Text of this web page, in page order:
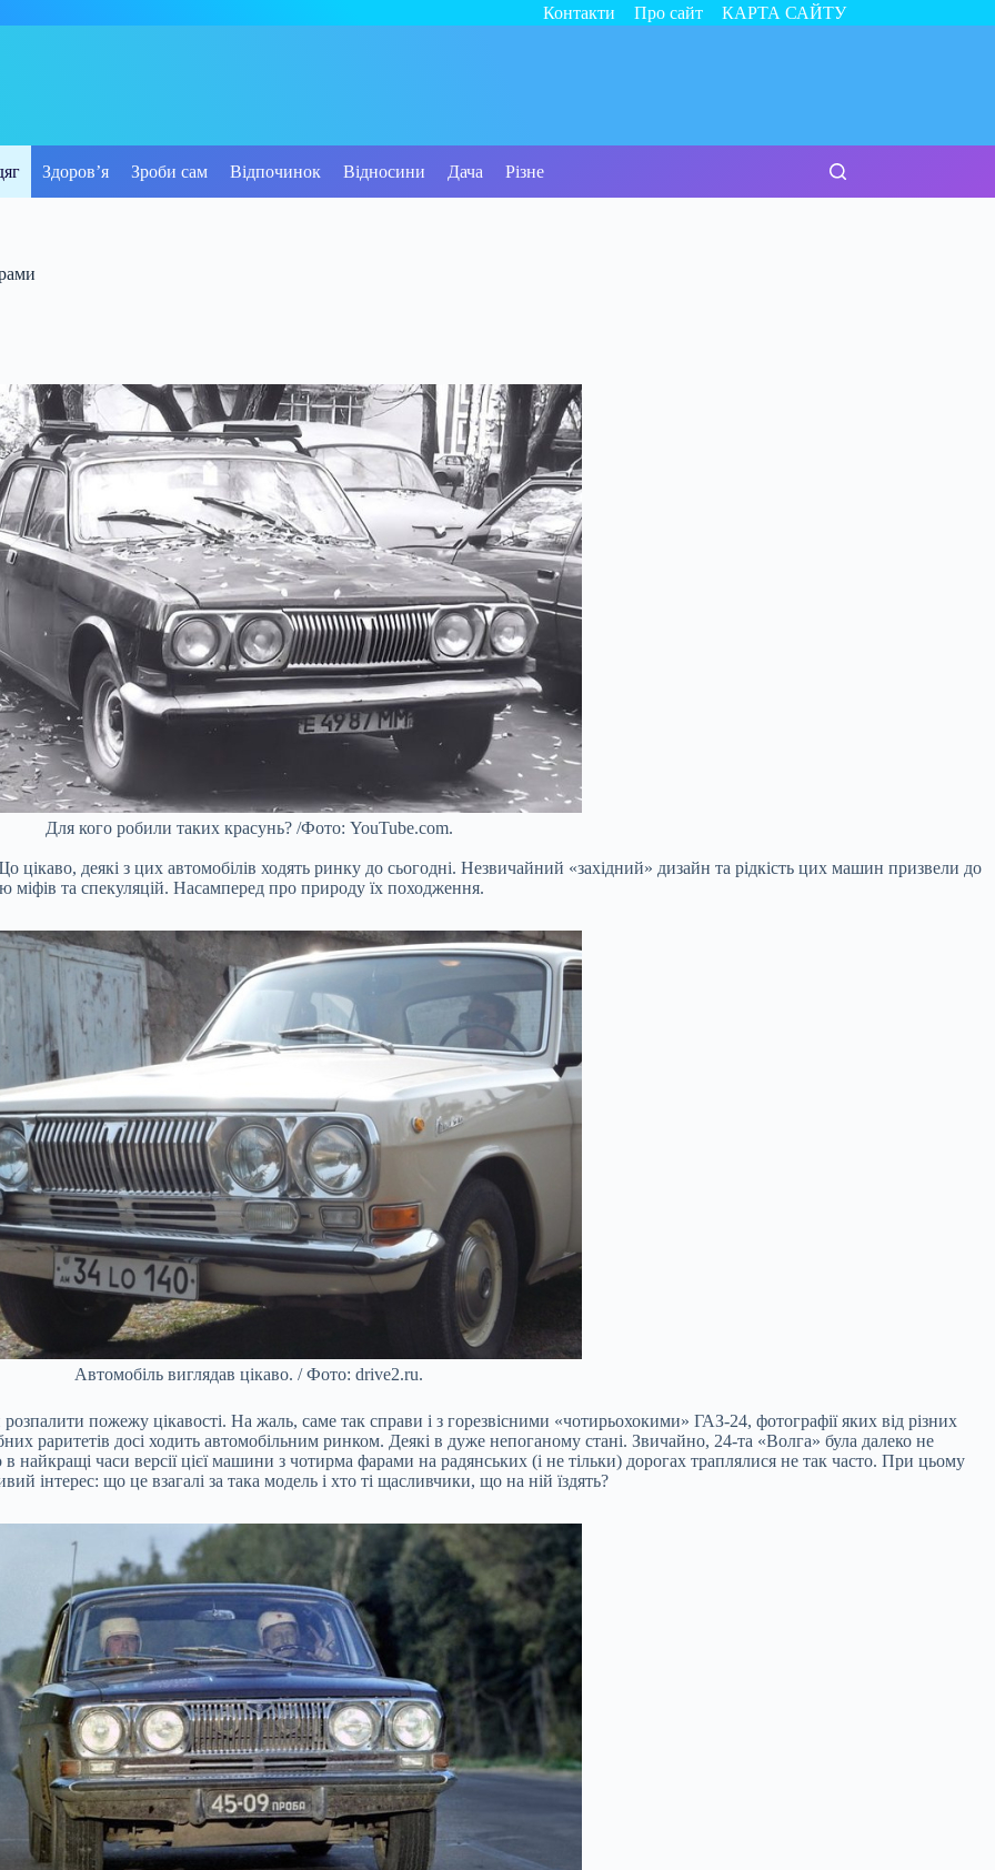
Контакти Про сайт КАРТА САЙТУ
Здоров’я Зроби сам Відпочинок Відносини Дача Різне
Для кого робили таких красунь? /Фото: YouTube.com.
деякі з цих автомобілів ходять ринку до сьогодні. Незвичайний «західний» дизайн та рідкість цих машин призвели до
міфів та спекуляцій. Насамперед про природу їх походження.
Автомобіль виглядав цікаво. / Фото: drive2.ru.
пожежу цікавості. На жаль, саме так справи і з горезвісними «чотирьохокими» ГАЗ-24, фотографії яких від різних
раритетів досі ходить автомобільним ринком. Деякі в дуже непоганому стані. Звичайно, 24-та «Волга» була далеко не
часи версії цієї машини з чотирма фарами на радянських (і не тільки) дорогах траплялися не так часто. При цьому
інтерес: що це взагалі за така модель і хто ті щасливчики, що на ній їздять?